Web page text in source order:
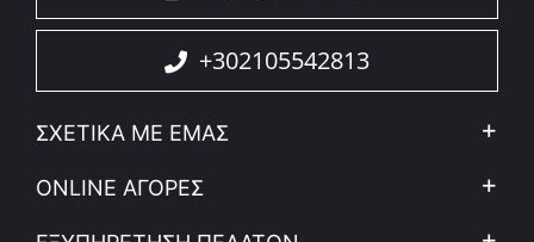
+302105542813
ΣΧΕΤΙΚΑ ΜΕ ΕΜΑΣ
Η Εταιρεία
ONLINE ΑΓΟΡΕΣ
Ο λογαριασμός μου